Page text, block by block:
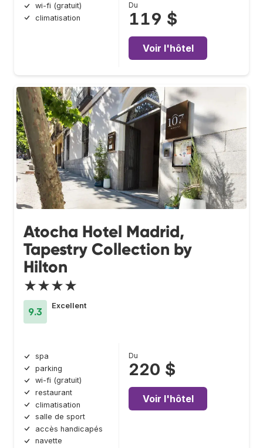
wi-fi (gratuit)
climatisation
Du
119 $
Voir l'hôtel
Atocha Hotel Madrid,
Tapestry Collection by
Hilton
★★★★
9.3
Excellent
spa
parking
wi-fi (gratuit)
restaurant
climatisation
salle de sport
accès handicapés
navette
Du
220 $
Voir l'hôtel